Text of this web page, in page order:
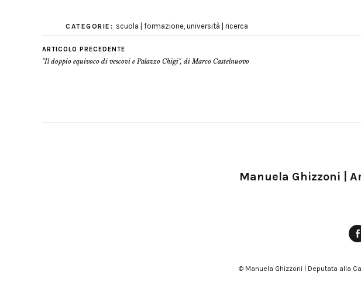
CATEGORIE: scuola | formazione, università | ricerca
ARTICOLO PRECEDENTE
"Il doppio equivoco di vescovi e Palazzo Chigi", di Marco Castelnuovo
Manuela Ghizzoni |
© Manuela Ghizzoni | Deputata alla